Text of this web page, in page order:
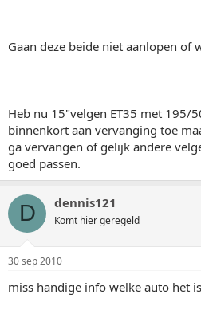
Gaan deze beide niet aanlopen of
Heb nu 15"velgen ET35 met 195/
binnenkort aan vervanging toe
ga vervangen of gelijk andere
goed passen.
D dennis121
Komt hier geregeld
30 sep 2010
miss handige info welke auto het